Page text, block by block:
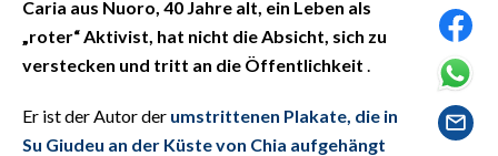
FOTO
VIDEO
Caria aus Nuoro, 40 Jahre alt, ein Leben als
„roter“ Aktivist, hat nicht die Absicht, sich zu
verstecken und tritt an die Öffentlichkeit
Er ist der Autor der umstrittenen Plakate, die in
Su Giudeu an der Küste von Chia aufgehängt